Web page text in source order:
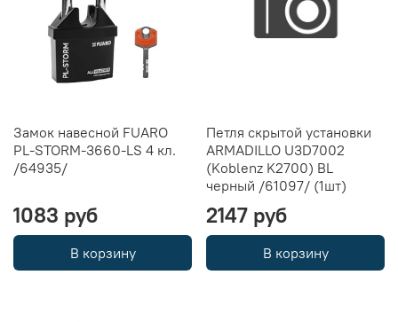
Замок навесной FUARO
PL-STORM-3660-LS 4 кл.
/64935/
1083 руб
В корзину
Петля скрытой установки
ARMADILLO U3D7002
(Koblenz K2700) BL
черный /61097/ (1шт)
2147 руб
В корзину